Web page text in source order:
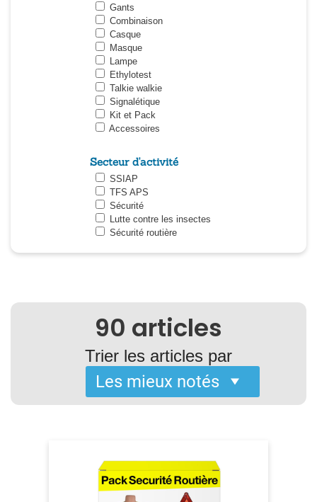
Gants
Combinaison
Casque
Masque
Lampe
Ethylotest
Talkie walkie
Signalétique
Kit et Pack
Accessoires
Secteur d'activité
SSIAP
TFS APS
Sécurité
Lutte contre les insectes
Sécurité routière
90 articles
Trier les articles par